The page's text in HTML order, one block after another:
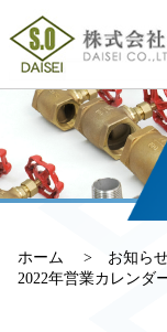
ホーム
お知ら
2022年営業カレンダ